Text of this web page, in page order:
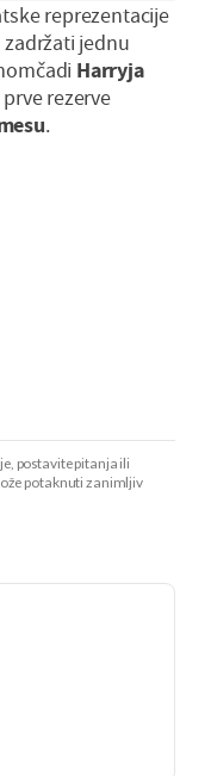
reprezentacije
jednu
Harryja
rezerve
.
postavite pitanja ili
potaknuti zanimljiv